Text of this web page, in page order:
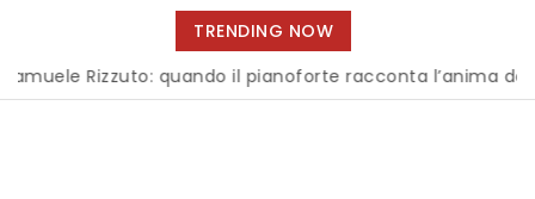
navigation
TRENDING NOW
Rizzuto: quando il pianoforte racconta l’anima dell’Italia